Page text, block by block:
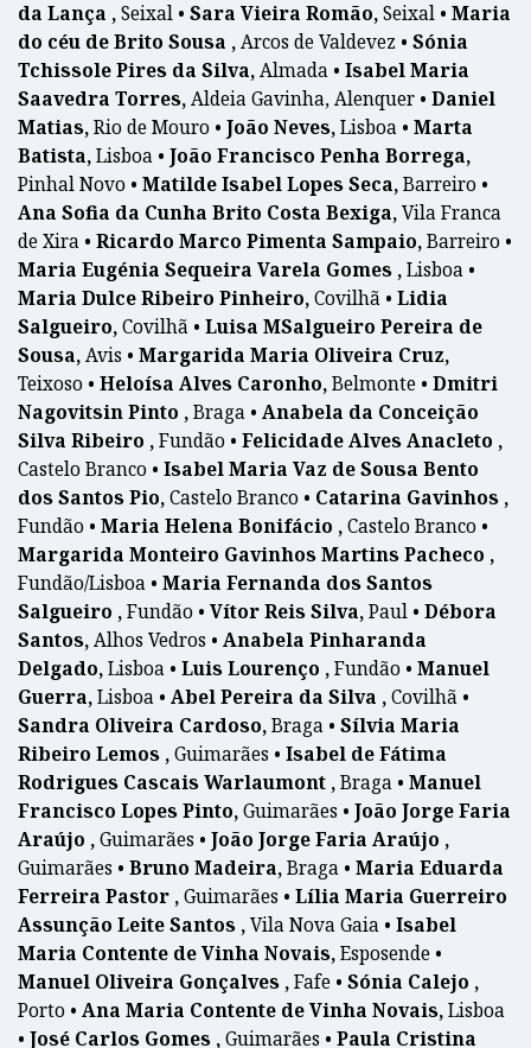
da Lança ,Seixal • Sara Vieira Romão,Seixal • Maria
do céu de Brito Sousa ,Arcos de Valdevez • Sónia
Tchissole Pires da Silva,Almada • Isabel Maria
Saavedra Torres,Aldeia Gavinha, Alenquer • Daniel
Matias,Rio de Mouro • João Neves,Lisboa • Marta
Batista,Lisboa • João Francisco Penha Borrega,
Pinhal Novo • Matilde Isabel Lopes Seca,Barreiro •
Ana Sofia da Cunha Brito Costa Bexiga,Vila Franca
de Xira • Ricardo Marco Pimenta Sampaio,Barreiro •
Maria Eugénia Sequeira Varela Gomes ,Lisboa •
Maria Dulce Ribeiro Pinheiro,Covilhã • Lidia
Salgueiro,Covilhã • Luisa MSalgueiro Pereira de
Sousa,Avis • Margarida Maria Oliveira Cruz,
Teixoso • Heloísa Alves Caronho,Belmonte • Dmitri
Nagovitsin Pinto ,Braga • Anabela da Conceição
Silva Ribeiro ,Fundão • Felicidade Alves Anacleto ,
Castelo Branco • Isabel Maria Vaz de Sousa Bento
dos Santos Pio,Castelo Branco • Catarina Gavinhos ,
Fundão • Maria Helena Bonifácio ,Castelo Branco •
Margarida Monteiro Gavinhos Martins Pacheco ,
Fundão/Lisboa • Maria Fernanda dos Santos
Salgueiro ,Fundão • Vítor Reis Silva,Paul • Débora
Santos,Alhos Vedros • Anabela Pinharanda
Delgado,Lisboa • Luis Lourenço ,Fundão • Manuel
Guerra,Lisboa • Abel Pereira da Silva ,Covilhã •
Sandra Oliveira Cardoso,Braga • Sílvia Maria
Ribeiro Lemos ,Guimarães • Isabel de Fátima
Rodrigues Cascais Warlaumont ,Braga • Manuel
Francisco Lopes Pinto,Guimarães • João Jorge Faria
Araújo ,Guimarães • João Jorge Faria Araújo ,
Guimarães • Bruno Madeira,Braga • Maria Eduarda
Ferreira Pastor ,Guimarães • Lília Maria Guerreiro
Assunção Leite Santos ,Vila Nova Gaia • Isabel
Maria Contente de Vinha Novais,Esposende •
Manuel Oliveira Gonçalves ,Fafe • Sónia Calejo ,
Porto • Ana Maria Contente de Vinha Novais,Lisboa
• José Carlos Gomes ,Guimarães • Paula Cristina